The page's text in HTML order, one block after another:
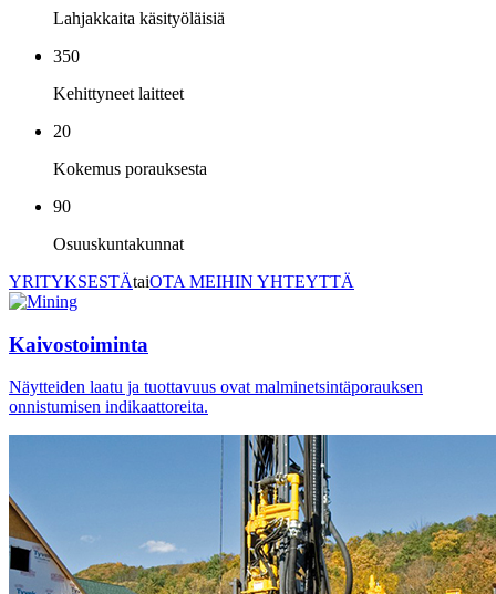
Lahjakkaita käsityöläisiä
350
Kehittyneet laitteet
20
Kokemus porauksesta
90
Osuuskuntakunnat
YRITYKSESTÄtaiOTA MEIHIN YHTEYTTÄ
Kaivostoiminta
Näytteiden laatu ja tuottavuus ovat malminetsintäporauksen
onnistumisen indikaattoreita.